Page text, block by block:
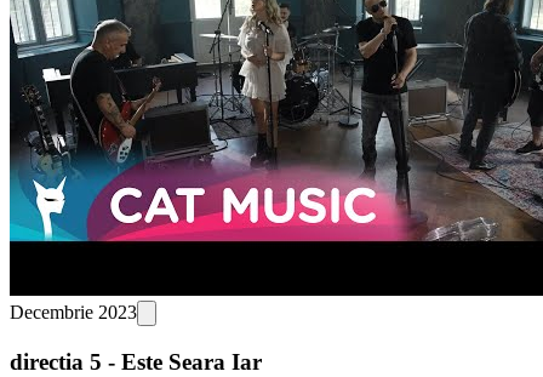
Decembrie 2023
directia 5 - Este Seara Iar